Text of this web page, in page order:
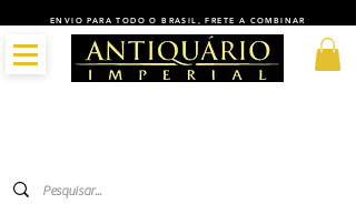
ENVIO PARA TODO O BRASIL, FRETE A COMBINAR